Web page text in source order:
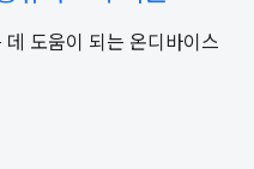
도움이 되는 온디바이스